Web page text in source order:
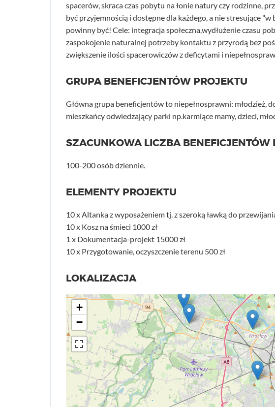
spacerów, skraca czas pobytu na łonie natury czy rodzinne,
być przyjemnością i dostępne dla każdego, a nie stresujące
powinny być! Cele: integracja społeczna,wydłużenie czasu
zaspokojenie naturalnej potrzeby kontaktu z przyrodą bez
zwiększenie ilości spacerowiczów z deficytami i
GRUPA BENEFICJENTÓW PROJEKTU
Główna grupa beneficjentów to niepełnosprawni: młodzież,
mieszkańcy odwiedzający parki np.karmiące mamy, dzieci,
SZACUNKOWA LICZBA BENEFICJENTÓW
100-200 osób dziennie.
ELEMENTY PROJEKTU
10 x Altanka z wyposażeniem tj. z szeroką ławką do
10 x Kosz na śmieci 1000 zł
1 x Dokumentacja-projekt 15000 zł
10 x Przygotowanie, oczyszczenie terenu 500 zł
LOKALIZACJA
+
−